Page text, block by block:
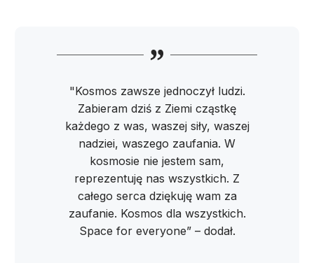
"Kosmos zawsze jednoczył ludzi.
Zabieram dziś z Ziemi cząstkę
każdego z was, waszej siły, waszej
nadziei, waszego zaufania. W
kosmosie nie jestem sam,
reprezentuję nas wszystkich. Z
całego serca dziękuję wam za
zaufanie. Kosmos dla wszystkich.
Space for everyone” – dodał.